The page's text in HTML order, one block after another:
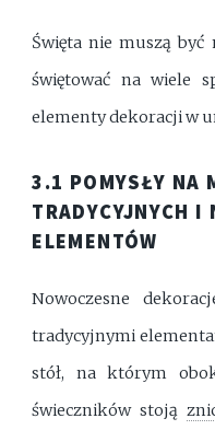
Święta nie muszą
świętować na wiele
elementy dekoracji w
3.1 POMYSŁY NA
TRADYCYJNYCH I
ELEMENTÓW
Nowoczesne
tradycyjnymi
stół, na którym
świeczników stoją